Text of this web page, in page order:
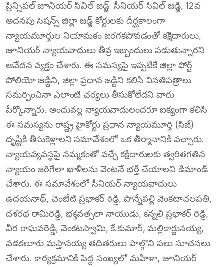
ప్రిన్సిపల్ జూనియర్ సివిల్ జడ్జ్, సీనియర్ సివిల్ జడ్జి, 12వ
అదనపు సెషన్స్ జిల్లా జడ్జ్ కోర్టులకు దీర్ఘకాలంగా
న్యాయమూర్తుల నియామకం జరగకపోవడంతో కక్షిదారులు,
జూనియర్ న్యాయవాదులు తీవ్ర ఇబ్బందులు పడుతున్నారని
ఆవేదన వ్యక్తం చేశారు. ఈ సమస్యపై ఇప్పటికే జిల్లా ఫోర్ట్
పోలియో జడ్జిని, జిల్లా ప్రధాన జడ్జిని కలిసి వినతిపత్రాలు
సమర్పించినా ఎలాంటి చర్యలు తీసుకోలేదని వారు
పేర్కొన్నారు. అందువల్ల న్యాయవాదులందరూ ఐక్యంగా కలిసి
ఈ సమస్యను రాష్ట్ర హైకోర్టు ప్రధాన న్యాయమూర్తి (సిజే)
దృష్టికి తీసుకెళ్లాలని సమావేశంలో ఒక తీర్మానానికి వచ్చారు.
న్యాయవ్యవస్థపై నమ్మకంతో వచ్చే కక్షిదారులకు త్వరితగతిన
న్యాయం జరిగేలా ఖాళీలను వెంటనే భర్తీ చేయాలని డిమాండ్
చేశారు. ఈ సమావేశంలో సీనియర్ న్యాయవాదులు
ఉదయనాథ్, చెంబేటి ప్రభాకర్ రెడ్డి, పొన్నేపల్లి వెంకటాచలపతి,
దశరథ రామిరెడ్డి, భక్తవత్సలా నాయుడు, కన్నలి ప్రభాకర్ రెడ్డి,
వీర రాఘవరెడ్డి, వెంకటస్వామి, కే.కుమార్, మల్లికార్జునయ్య,
వడకలూరు మస్తానయ్య తదితరులు పాల్గొని పలు సూచనలు
చేశారు. కార్యక్రమానికి పెద్ద సంఖ్యలో మహిళా, జూనియర్